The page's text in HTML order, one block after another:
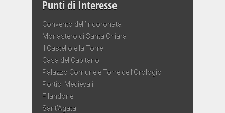
Punti di Interesse
Convento dell’Incoronata
Monastero di Santa Chiara
Il Castello e la Torre
Casa del Capitano
Palazzo Comune e Torre dell’Orologio
Portici Medievali
Filandone
Sant’Agata